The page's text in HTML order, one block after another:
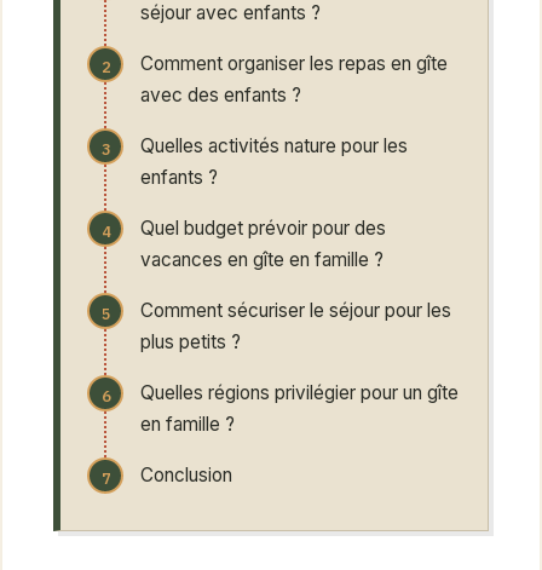
séjour avec enfants ?
Comment organiser les repas en gîte
avec des enfants ?
Quelles activités nature pour les
enfants ?
Quel budget prévoir pour des
vacances en gîte en famille ?
Comment sécuriser le séjour pour les
plus petits ?
Quelles régions privilégier pour un gîte
en famille ?
Conclusion